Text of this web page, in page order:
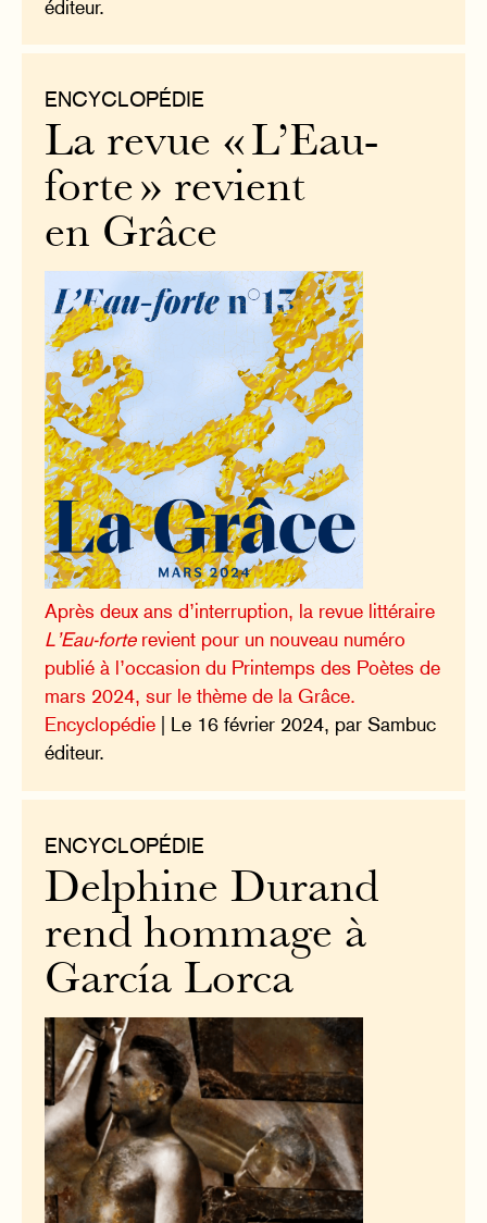
éditeur.
ENCYCLOPÉDIE
La revue « L’Eau-
forte » revient
en Grâce
Après deux ans d’interruption, la revue littéraire
L’Eau-forterevient pour un nouveau numéro
publié à l’occasion du Printemps des Poètes de
mars 2024, sur le thème de la Grâce.
Encyclopédie | Le 16 février 2024, par Sambuc
éditeur.
ENCYCLOPÉDIE
Delphine Durand
rend hommage à
García Lorca